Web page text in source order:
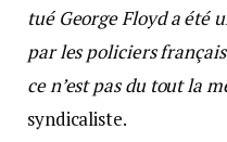
tué George Floyd a été
par les policiers
ce n’est pas du tout la
syndicaliste.